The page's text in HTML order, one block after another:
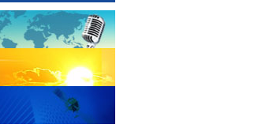
聞｜
20260806(四)